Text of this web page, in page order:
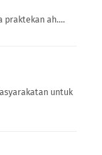
praktekan ah....
untuk